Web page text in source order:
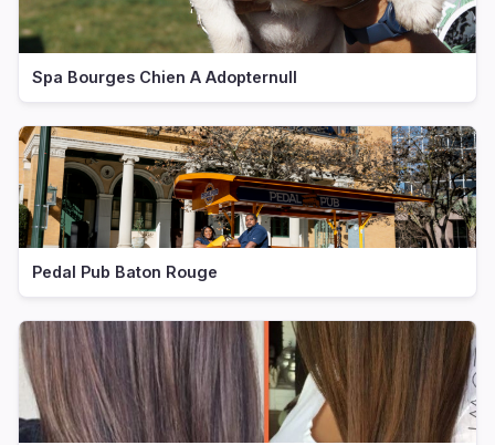
Spa Bourges Chien A Adopternull
Pedal Pub Baton Rouge